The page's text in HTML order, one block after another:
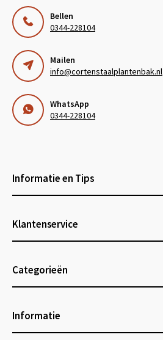
Bellen
0344-228104
Mailen
info@cortenstaalplantenbak.nl
WhatsApp
0344-228104
Informatie en Tips
Klantenservice
Categorieën
Informatie